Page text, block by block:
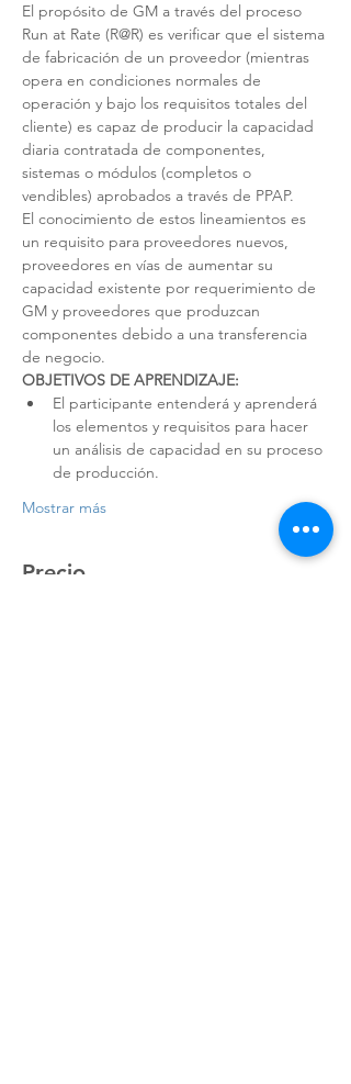
El propósito de GM a través del proceso
Run at Rate (R@R) es verificar que el sistema
de fabricación de un proveedor (mientras
opera en condiciones normales de
operación y bajo los requisitos totales del
cliente) es capaz de producir la capacidad
diaria contratada de componentes,
sistemas o módulos (completos o
vendibles) aprobados a través de PPAP.
El conocimiento de estos lineamientos es
un requisito para proveedores nuevos,
proveedores en vías de aumentar su
capacidad existente por requerimiento de
GM y proveedores que produzcan
componentes debido a una transferencia
de negocio.
OBJETIVOS DE APRENDIZAJE:
El participante entenderá y aprenderá
los elementos y requisitos para hacer
un análisis de capacidad en su proceso
de producción.
Mostrar más
Precio